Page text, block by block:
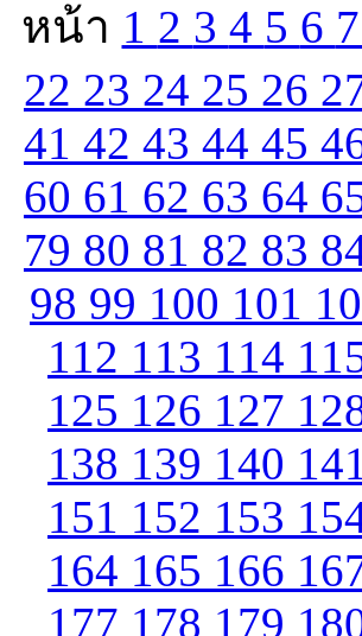
หน้า 1 2 3 4 5 6 7
22 23 24 25 26
41 42 43 44 45
60 61 62 63 64
79 80 81 82 83
98 99 100 101
112 113 114
125 126 127
138 139 140 141
151 152 153
164 165 166
177 178 179